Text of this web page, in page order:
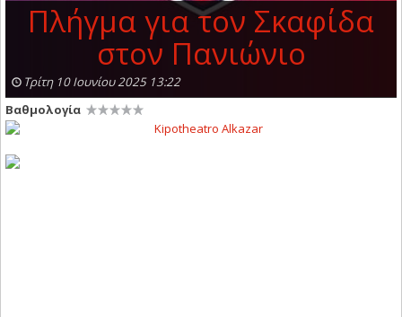
Πλήγμα για τον Σκαφίδα
στον Πανιώνιο
Τρίτη 10 Ιουνίου 2025 13:22
Βαθμολογία